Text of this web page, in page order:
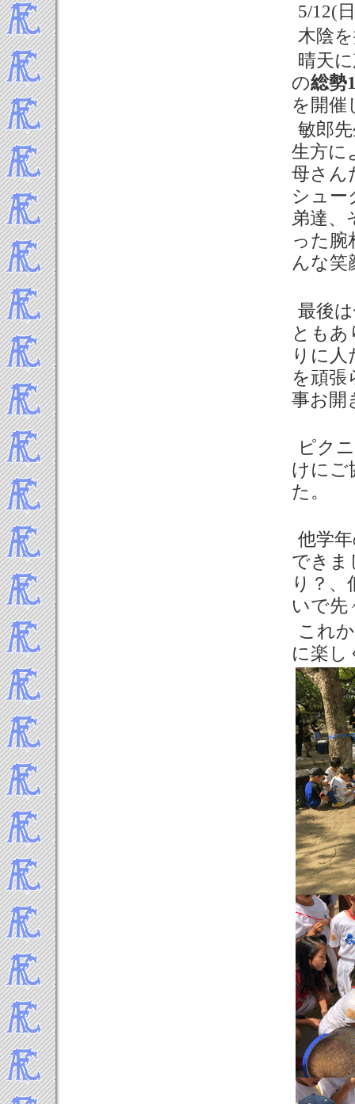
5/12(
木陰
晴天
の総勢
を開催
敏郎
生方に
母さん
シュー
弟達、
った
んな笑
最後
とも
りに
を頑張
事お開
ピク
けにご
た。
他学
できま
り？
いで先
これ
に楽し